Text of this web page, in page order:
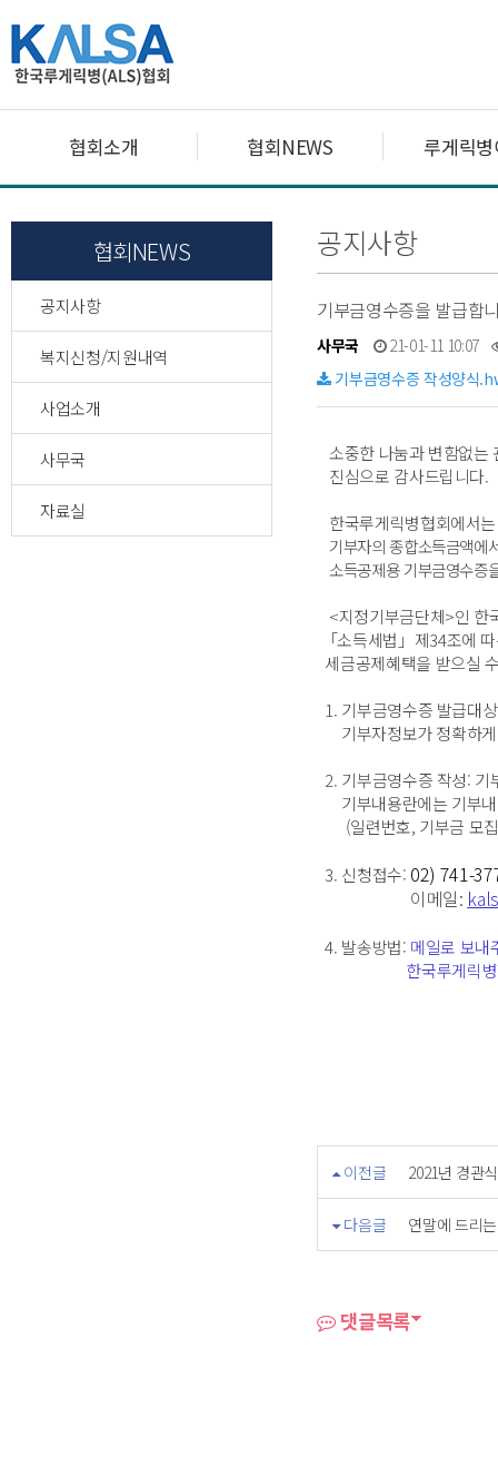
협회소개 협회NEWS 루게릭
협회NEWS
공지사항
복지신청/지원내역
사업소개
사무국
자료실
공지사항
기부금영수증을 발급합
사무국
21-01-11 10:07
기부금영수증 작성양식
소중한 나눔과 변함없는
진심으로 감사드립니다.
한국루게릭병협회에서
기부자의 종합소득금액에
소득공제용 기부금영수증
<지정기부금단체>인 한
「소득세법」제34조에
세금공제혜택을 받으실
1. 기부금영수증 발급대
기부자정보가 정확하
2. 기부금영수증 작성:
기부내용란에는 기부내
(일련번호, 기부금 모집
3. 신청접수: 02) 741-
이메일:
4. 발송방법: 메일로 보내
한국루게릭병협회
이전글 2021년 경관
다음글 연말에 드리
댓글목록